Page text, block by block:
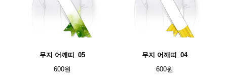
무지 어깨띠_05
600원
무지 어깨띠_04
600원